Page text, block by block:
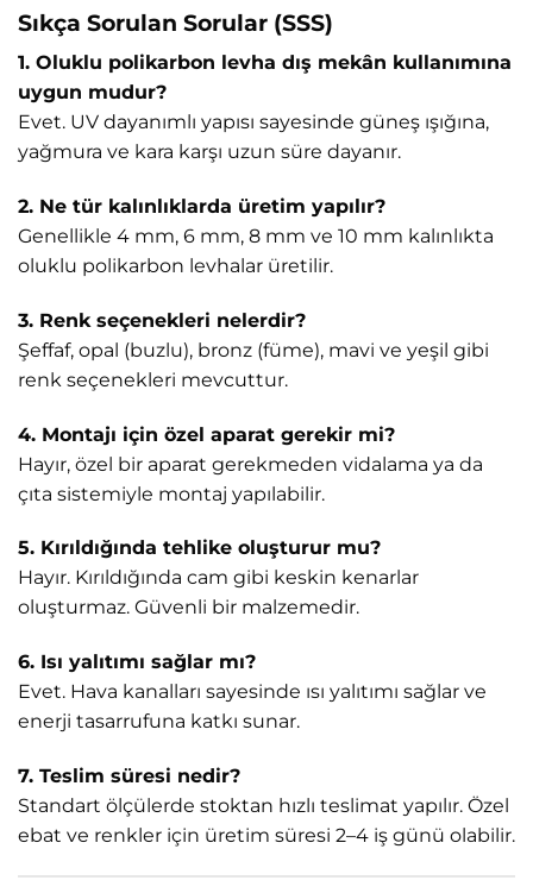
Sıkça Sorulan Sorular (SSS)
1. Oluklu polikarbon levha dış mekân kullanımına
uygun mudur?
Evet. UV dayanımlı yapısı sayesinde güneş ışığına,
yağmura ve kara karşı uzun süre dayanır.
2. Ne tür kalınlıklarda üretim yapılır?
Genellikle 4 mm, 6 mm, 8 mm ve 10 mm kalınlıkta
oluklu polikarbon levhalar üretilir.
3. Renk seçenekleri nelerdir?
Şeffaf, opal (buzlu), bronz (füme), mavi ve yeşil gibi
renk seçenekleri mevcuttur.
4. Montajı için özel aparat gerekir mi?
Hayır, özel bir aparat gerekmeden vidalama ya da
çıta sistemiyle montaj yapılabilir.
5. Kırıldığında tehlike oluşturur mu?
Hayır. Kırıldığında cam gibi keskin kenarlar
oluşturmaz. Güvenli bir malzemedir.
6. Isı yalıtımı sağlar mı?
Evet. Hava kanalları sayesinde ısı yalıtımı sağlar ve
enerji tasarrufuna katkı sunar.
7. Teslim süresi nedir?
Standart ölçülerde stoktan hızlı teslimat yapılır. Özel
ebat ve renkler için üretim süresi 2–4 iş günü olabilir.